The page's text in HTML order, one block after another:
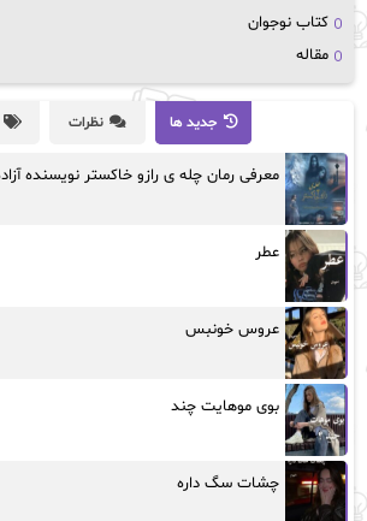
کتاب نوجوان
مقاله
جدید ها نظرات
معرفی رمان چله ی رازو خاکستر نویسنده
عطر
عروس خونبس
بوی موهایت چند
چشات سگ داره